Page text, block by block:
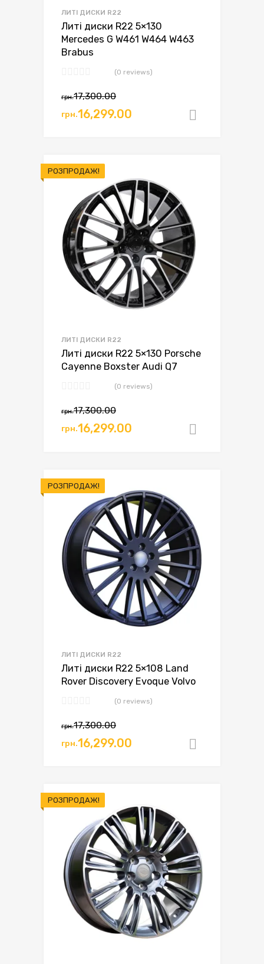
ЛИТІ ДИСКИ R22
Литі диски R22 5×130
Mercedes G W461 W464 W463
Brabus
(0 reviews)
грн.17,300.00
грн.16,299.00
РОЗПРОДАЖ!
ЛИТІ ДИСКИ R22
Литі диски R22 5×130 Porsche
Cayenne Boxster Audi Q7
(0 reviews)
грн.17,300.00
грн.16,299.00
РОЗПРОДАЖ!
ЛИТІ ДИСКИ R22
Литі диски R22 5×108 Land
Rover Discovery Evoque Volvo
(0 reviews)
грн.17,300.00
грн.16,299.00
РОЗПРОДАЖ!